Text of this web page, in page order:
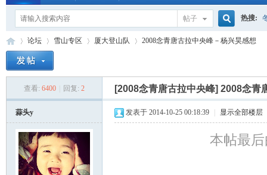
帖子
搜
索
热搜:
论坛
›
雪山专区
›
厦大登山队
›
2008念青唐古拉中央峰－杨兴昊感想
查看: 6400 回复: 2 [2008念青唐古拉中央峰] 2008念青
蒜头y 发表于 2014-10-25 00:18:39 显示全部楼层
本帖最后